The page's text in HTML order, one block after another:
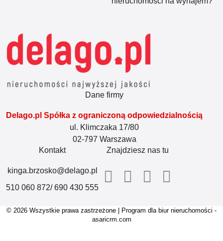
Dane firmy
Delago.pl Spółka z ograniczoną odpowiedzialnością
ul. Klimczaka 17/80
02-797 Warszawa
Kontakt
kinga.brzosko@delago.pl
510 060 872/ 690 430 555
Znajdziesz nas tu
© 2026 Wszystkie prawa zastrzeżone | Program dla biur nieruchomości -
asaricrm.com